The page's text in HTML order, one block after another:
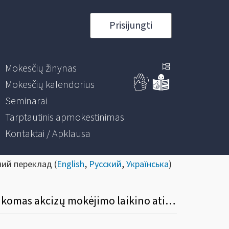
Prisijungti
Mokesčių žinynas
Mokesčių kalendorius
Seminarai
Tarptautinis apmokestinimas
Kontaktai / Apklausa
переклад (English, Русский,Українська)
Kokiu dokumentu turi būti įformintas akcizais apmokestinamų prekių, kurioms netaikomas akcizų mokėjimo laikino atidėjimo režimas, gabenimas komerciniams tikslams tarp ES valstybių narių?